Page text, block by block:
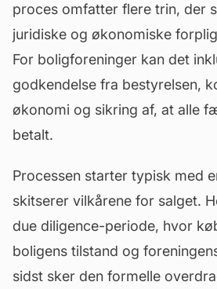
proces omfatter flere trin, der
juridiske og økonomiske
For boligforeninger kan det
godkendelse fra bestyrelsen,
økonomi og sikring af, at alle
betalt.
Processen starter typisk med
skitserer vilkårene for salget.
due diligence-periode, hvor
boligens tilstand og
sidst sker den formelle